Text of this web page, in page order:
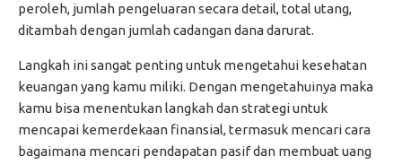
peroleh, jumlah pengeluaran secara detail, total utang,
ditambah dengan jumlah cadangan dana darurat.
Langkah ini sangat penting untuk mengetahui kesehatan
keuangan yang kamu miliki. Dengan mengetahuinya maka
kamu bisa menentukan langkah dan strategi untuk
mencapai kemerdekaan finansial, termasuk mencari cara
bagaimana mencari pendapatan pasif dan membuat uang